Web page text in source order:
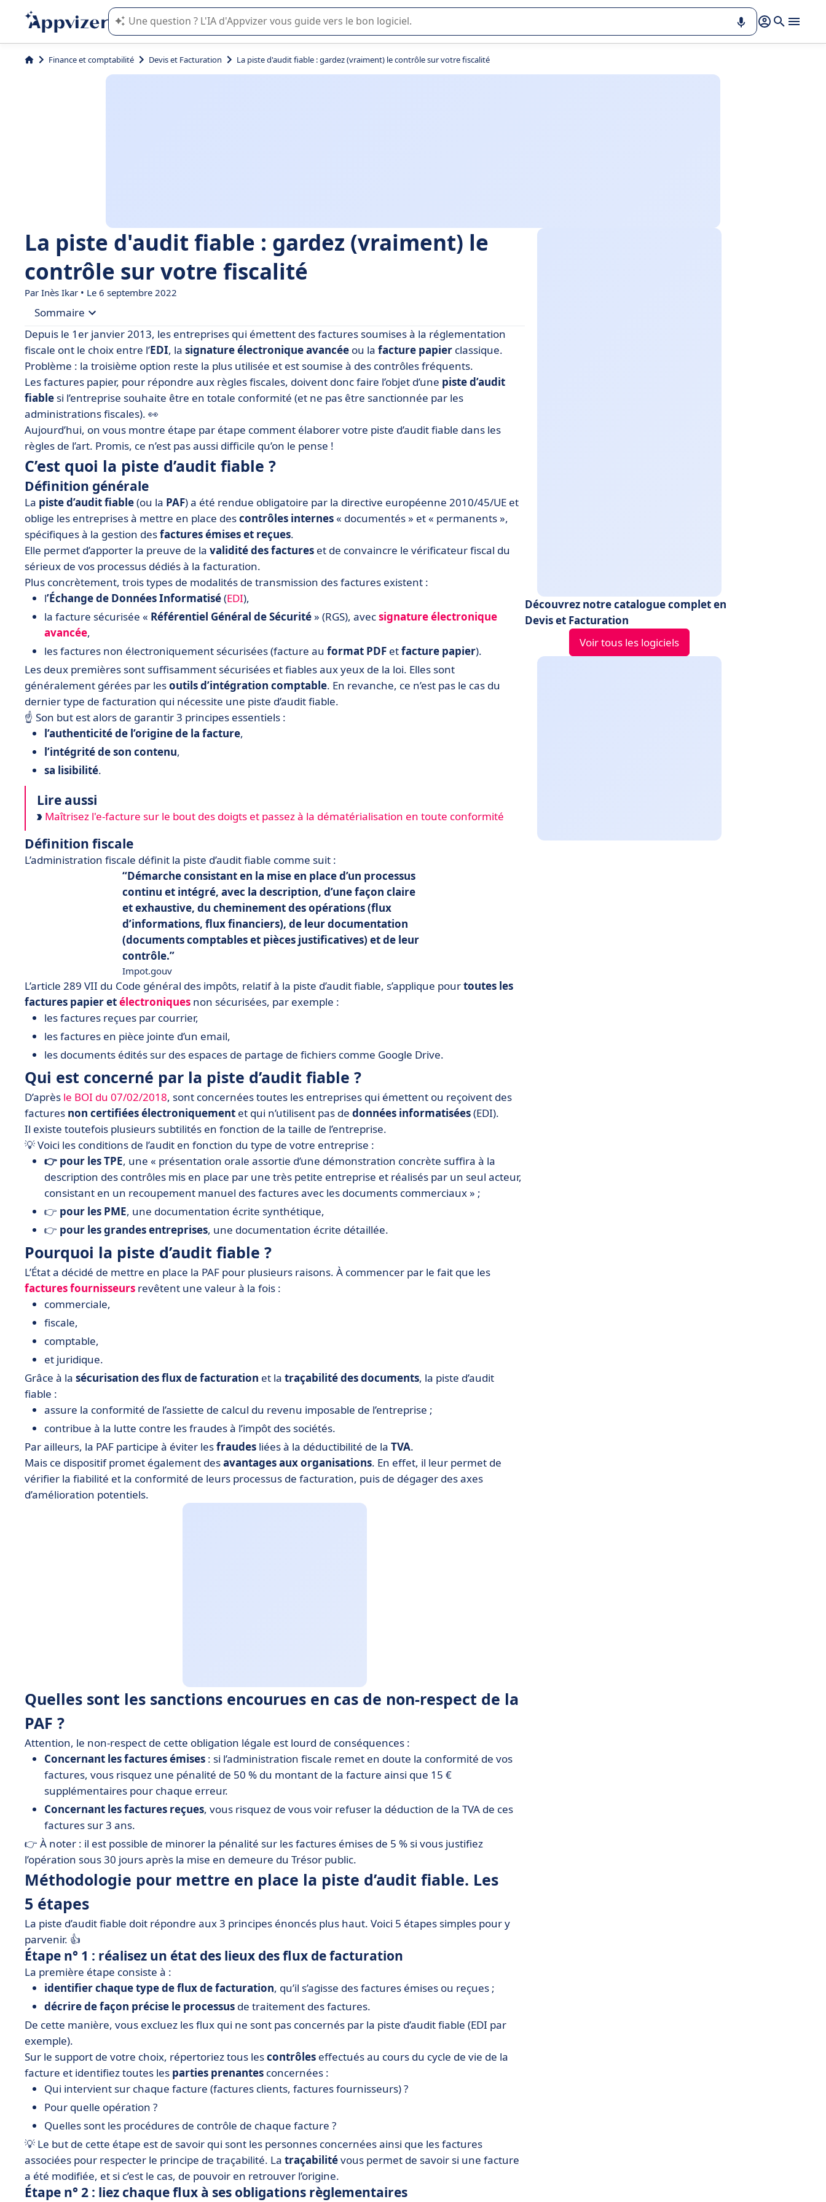
L'IA de Appvizer vous guide dans l'utilisation ou la sélection de logiciel SaaS en entreprise.
Finance et comptabilité Devis et Facturation La piste d'audit fiable : gardez (vraiment) le contrôle sur votre fiscalité
La piste d'audit fiable : gardez (vraiment) le
contrôle sur votre fiscalité
Par Inès Ikar • Le 6 septembre 2022
Sommaire
• C’est quoi la piste d’audit fiable ?
• Qui est concerné par la piste d’audit fiable ?
• Pourquoi la piste d’audit fiable ?
• Quelles sont les sanctions encourues en cas de non-respect de la PAF ?
• Méthodologie pour mettre en place la piste d’audit fiable. Les 5 étapes
• Quid des logiciels spécialisés
• En résumé
Depuis le 1er janvier 2013, les entreprises qui émettent des factures soumises à la réglementation
fiscale ont le choix entre l’EDI, la signature électronique avancée ou la facture papier classique.
Problème : la troisième option reste la plus utilisée et est soumise à des contrôles fréquents.
Les factures papier, pour répondre aux règles fiscales, doivent donc faire l’objet d’une piste d’audit
fiable si l’entreprise souhaite être en totale conformité (et ne pas être sanctionnée par les
administrations fiscales). 👀
Aujourd’hui, on vous montre étape par étape comment élaborer votre piste d’audit fiable dans les
règles de l’art. Promis, ce n’est pas aussi difficile qu’on le pense !
C’est quoi la piste d’audit fiable ?
Définition générale
La piste d’audit fiable(ou la PAF) a été rendue obligatoire par la directive européenne 2010/45/UE et
oblige les entreprises à mettre en place descontrôles internes« documentés » et « permanents »,
spécifiques à la gestion desfactures émises et reçues.
Elle permet d’apporter la preuve de la validité des factures et de convaincre le vérificateur fiscal du
sérieux de vos processus dédiés à la facturation.
Plus concrètement, trois types de modalités de transmission des factures existent :
l’Échange de Données Informatisé(EDI),
la facture sécurisée « Référentiel Général de Sécurité» (RGS), avecsignature électronique
avancée,
les factures non électroniquement sécurisées (facture au format PDF etfacture papier).
Les deux premières sont suffisamment sécurisées et fiables aux yeux de la loi. Elles sont
généralement gérées par lesoutils d’intégration comptable. En revanche, ce n’est pas le cas du
dernier type de facturation qui nécessite une piste d’audit fiable.
☝️ Son but est alors de garantir 3 principes essentiels :
l’authenticité de l’origine de la facture,
l’intégrité de son contenu,
sa lisibilité.
Lire aussi
Maîtrisez l'e-facture sur le bout des doigts et passez à la dématérialisation en toute conformité
Définition fiscale
L’administration fiscale définit la piste d’audit fiable comme suit :
Démarche consistant en la mise en place d’un processus
continu et intégré, avec la description, d’une façon claire
et exhaustive, du cheminement des opérations (flux
d’informations, flux financiers), de leur documentation
(documents comptables et pièces justificatives) et de leur
contrôle.
Impot.gouv
L’article 289 VII du Code général des impôts, relatif à la piste d’audit fiable, s’applique pourtoutes les
factures papier etélectroniques non sécurisées, par exemple :
les factures reçues par courrier,
les factures en pièce jointe d’un email,
les documents édités sur des espaces de partage de fichiers comme Google Drive.
Qui est concerné par la piste d’audit fiable ?
D’après le BOI du 07/02/2018, sont concernées toutes les entreprises qui émettent ou reçoivent des
factures non certifiées électroniquement et qui n’utilisent pas de données informatisées(EDI).
Il existe toutefois plusieurs subtilités en fonction de la taille de l’entreprise.
💡 Voici les conditions de l’audit en fonction du type de votre entreprise :
👉 pour les TPE, une « présentation orale assortie d’une démonstration concrète suffira à la
description des contrôles mis en place par une très petite entreprise et réalisés par un seul acteur,
consistant en un recoupement manuel des factures avec les documents commerciaux » ;
👉 pour les PME, une documentation écrite synthétique,
👉 pour les grandes entreprises, une documentation écrite détaillée.
Pourquoi la piste d’audit fiable ?
L’État a décidé de mettre en place la PAF pour plusieurs raisons. À commencer par le fait que les
factures fournisseurs revêtent une valeur à la fois :
commerciale,
fiscale,
comptable,
et juridique.
Grâce à la sécurisation des flux de facturation et la traçabilité des documents, la piste d’audit
fiable :
assure la conformité de l’assiette de calcul du revenu imposable de l’entreprise ;
contribue à la lutte contre les fraudes à l’impôt des sociétés.
Par ailleurs, la PAF participe à éviter lesfraudes liées à la déductibilité de la TVA.
Mais ce dispositif promet également desavantages aux organisations. En effet, il leur permet de
vérifier la fiabilité et la conformité de leurs processus de facturation, puis de dégager des axes
d’amélioration potentiels.
Quelles sont les sanctions encourues en cas de non-respect de la
PAF ?
Attention, le non-respect de cette obligation légale est lourd de conséquences :
Concernant les factures émises : si l’administration fiscale remet en doute la conformité de vos
factures, vous risquez une pénalité de 50 % du montant de la facture ainsi que 15 €
supplémentaires pour chaque erreur.
Concernant les factures reçues, vous risquez de vous voir refuser la déduction de la TVA de ces
factures sur 3 ans.
👉 À noter : il est possible de minorer la pénalité sur les factures émises de 5 % si vous justifiez
l’opération sous 30 jours après la mise en demeure du Trésor public.
Méthodologie pour mettre en place la piste d’audit fiable. Les
5 étapes
La piste d’audit fiable doit répondre aux 3 principes énoncés plus haut. Voici 5 étapes simples pour y
parvenir. 👍
Étape n° 1 : réalisez un état des lieux des flux de facturation
La première étape consiste à :
identifier chaque type de flux de facturation, qu’il s’agisse des factures émises ou reçues ;
décrire de façon précise le processus de traitement des factures.
De cette manière, vous excluez les flux qui ne sont pas concernés par la piste d’audit fiable (EDI par
exemple).
Sur le support de votre choix, répertoriez tous lescontrôles effectués au cours du cycle de vie de la
facture et identifiez toutes les parties prenantes concernées :
Qui intervient sur chaque facture (factures clients, factures fournisseurs) ?
Pour quelle opération ?
Quelles sont les procédures de contrôle de chaque facture ?
💡 Le but de cette étape est de savoir qui sont les personnes concernées ainsi que les factures
associées pour respecter le principe de traçabilité. La traçabilitévous permet de savoir si une facture
a été modifiée, et si c’est le cas, de pouvoir en retrouver l’origine.
Étape n° 2 : liez chaque flux à ses obligations règlementaires
Découvrez notre catalogue complet en
Devis et Facturation
Voir tous les logiciels